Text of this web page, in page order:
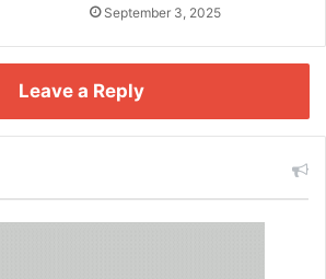
September 3, 2025
Leave a Reply